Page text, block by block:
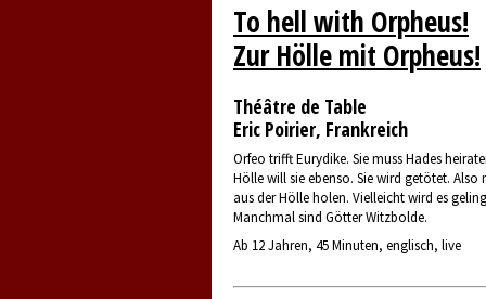
To hell with Orpheus!
Zur Hölle mit Orpheus!
Théâtre de Table
Eric Poirier, Frankreich
Orfeo trifft Eurydike. Sie muss Hades
Hölle will sie ebenso. Sie wird getötet. Also
aus der Hölle holen. Vielleicht wird es
Manchmal sind Götter Witzbolde.
Ab 12 Jahren, 45 Minuten, englisch, live